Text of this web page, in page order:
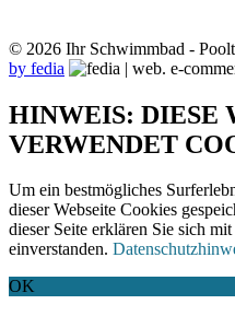
© 2026 Ihr Schwimmbad -
by fedia
HINWEIS: DIESE
VERWENDET
Um ein bestmögliches
dieser Webseite Cookies
dieser Seite erklären Sie sich
einverstanden.
OK